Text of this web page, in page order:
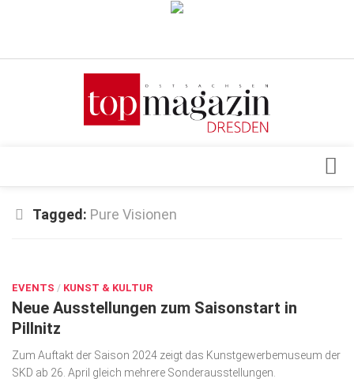
Verkaufsstellen
Top Gesundheitsforum Dresden / Ostsachsen
Geschäft
gesund & schön
Gesellschaft
Kunst & Kultur
Tagged: Pure Visionen
EVENTS / KUNST & KULTUR
Neue Ausstellungen zum Saisonstart in
Pillnitz
Zum Auftakt der Saison 2024 zeigt das Kunstgewerbemuseum der
SKD ab 26. April gleich mehrere Sonderausstellungen.